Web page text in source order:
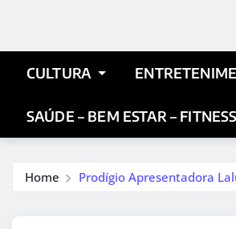
CULTURA
SAÚDE – BEM ESTAR –
Home Prodígio Apresentadora